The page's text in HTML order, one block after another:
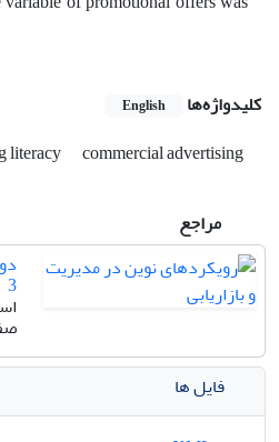
کلیدواژه‌ها English
literacy
commercial advertising
مراجع
3
فایل ها